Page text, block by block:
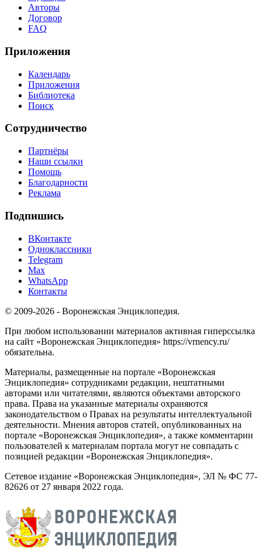
Авторы
Договор
FAQ
Приложения
Календарь
Приложения
Библиотека
Поиск
Сотрудничество
Партнёры
Наши ссылки
Помощь
Благодарности
Реклама
Подпишись
ВКонтакте
Одноклассники
Telegram
Max
WhatsApp
Контакты
© 2009-2026 - Воронежская Энциклопедия.
При любом использовании материалов активная гиперссылка
на сайт «Воронежская Энциклопедия» https://vrnency.ru/
обязательна.
Материалы, размещенные на портале «Воронежская
Энциклопедия» сотрудниками редакции, нештатными
авторами или читателями, являются объектами авторского
права. Права на указанные материалы охраняются
законодательством о Правах на результаты интеллектуальной
деятельности. Мнения авторов статей, опубликованных на
портале «Воронежская Энциклопедия», а также комментарии
пользователей к материалам портала могут не совпадать с
позицией редакции «Воронежская Энциклопедия».
Сетевое издание «Воронежская Энциклопедия», ЭЛ № ФС 77-
82626 от 27 января 2022 года.